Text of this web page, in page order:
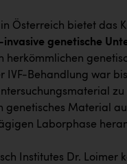
Österreich bietet das
invasive genetische
herkömmlichen
IVF-Behandlung war
genetisches Material
Laborphase
Institutes Dr. Loimer